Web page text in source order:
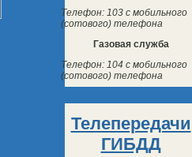
Телефон: 103 с мобильного
(сотового) телефона
Газовая служба
Телефон: 104 с мобильного
(сотового) телефона
Телепередачи
ГИБДД